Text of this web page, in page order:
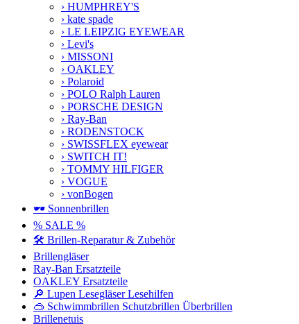
› HUMPHREY'S
› kate spade
› LE LEIPZIG EYEWEAR
› Levi's
› MISSONI
› OAKLEY
› Polaroid
› POLO Ralph Lauren
› PORSCHE DESIGN
› Ray-Ban
› RODENSTOCK
› SWISSFLEX eyewear
› SWITCH IT!
› TOMMY HILFIGER
› VOGUE
› vonBogen
🕶️ Sonnenbrillen
% SALE %
🛠️ Brillen-Reparatur & Zubehör
Brillengläser
Ray-Ban Ersatzteile
OAKLEY Ersatzteile
🔎 Lupen Lesegläser Lesehilfen
🥽 Schwimmbrillen Schutzbrillen Überbrillen
Brillenetuis